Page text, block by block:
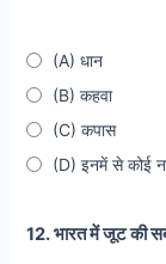
(A) धान
(B) कहवा
(C) कपास
(D) इनमें से कोई
12. भारत में जूट की